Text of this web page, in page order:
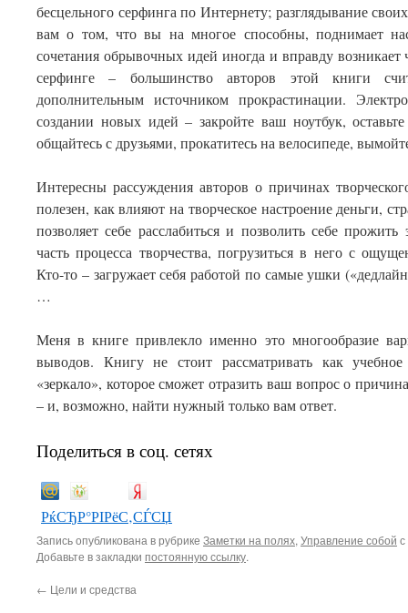
бесцельного серфинга по Интернету; разглядывание
вам о том, что вы на многое способны, поднимает
сочетания обрывочных идей иногда и вправду
серфинге – большинство авторов этой книги
дополнительным источником прокрастинации.
создании новых идей – закройте ваш ноутбук,
общайтесь с друзьями, прокатитесь на велосипеде,
Интересны рассуждения авторов о причинах
полезен, как влияют на творческое настроение деньги,
позволяет себе расслабиться и позволить себе
часть процесса творчества, погрузиться в него с
Кто-то – загружает себя работой по самые ушки
…
Меня в книге привлекло именно это многообразие
выводов. Книгу не стоит рассматривать как
«зеркало», которое сможет отразить ваш вопрос о
– и, возможно, найти нужный только вам ответ.
Поделиться в соц. сетях
РќСЂР°РІРёС‚СЃСЏ
Запись опубликована в рубрике Заметки на полях, Управление собой
Добавьте в закладки постоянную ссылку.
← Цели и средства